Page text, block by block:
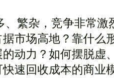
、繁杂，竞争非常激
市场高地？靠什么
动力？如何摆脱虚
速回收成本的商业